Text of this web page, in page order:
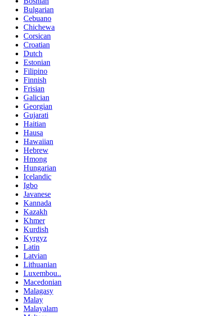
Bulgarian
Cebuano
Chichewa
Corsican
Croatian
Dutch
Estonian
Filipino
Finnish
Frisian
Galician
Georgian
Gujarati
Haitian
Hausa
Hawaiian
Hebrew
Hmong
Hungarian
Icelandic
Igbo
Javanese
Kannada
Kazakh
Khmer
Kurdish
Kyrgyz
Latin
Latvian
Lithuanian
Luxembou..
Macedonian
Malagasy
Malay
Malayalam